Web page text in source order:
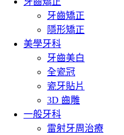
牙齒矯正
隱形矯正
美學牙科
牙齒美白
全瓷冠
瓷牙貼片
3D 齒雕
一般牙科
雷射牙周治療